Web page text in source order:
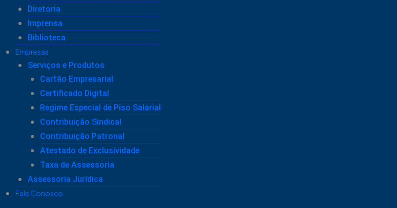
Diretoria
Imprensa
Biblioteca
Empresas
Serviços e Produtos
Cartão Empresarial
Certificado Digital
Regime Especial de Piso Salarial
Contribuição Sindical
Contribuição Patronal
Atestado de Exclusividade
Taxa de Assessoria
Assessoria Jurídica
Fale Conosco